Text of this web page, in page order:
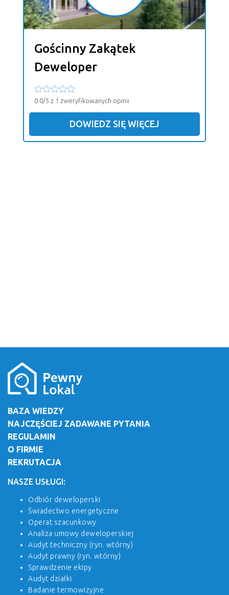
Gościnny Zakątek
Deweloper
0.0/5 z 1 zweryfikowanych opinii
DOWIEDZ SIĘ WIĘCEJ
BAZA WIEDZY
NAJCZĘŚCIEJ ZADAWANE PYTANIA
REGULAMIN
O FIRMIE
REKRUTACJA
NASZE USŁUGI:
Odbiór deweloperski
Świadectwo energetyczne
Operat szacunkowy
Analiza umowy deweloperskiej
Audyt techniczny (ryn. wtórny)
Audyt prawny (ryn. wtórny)
Sprawdzenie ekipy
Audyt działki
Badanie termowizyjne